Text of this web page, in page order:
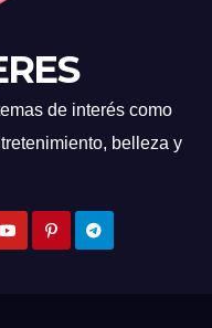
de interés como
belleza y